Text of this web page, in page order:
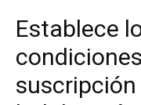
Establece
suscripción